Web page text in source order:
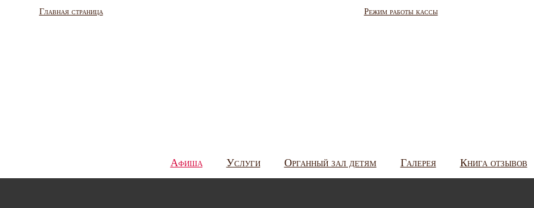
Главная страница Режим работы кассы
Афиша Услуги Органный зал детям Галерея Книга отзывов